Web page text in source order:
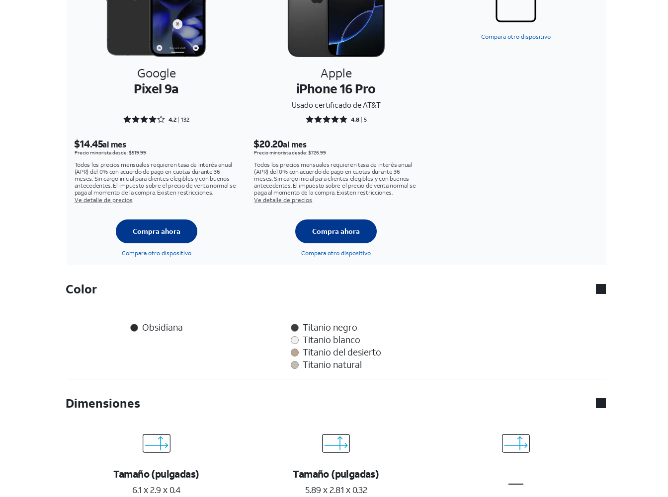
Compara otro dispositivo
Google
Pixel 9a
Apple
iPhone 16 Pro
Usado certificado de AT&T
Rated 4.25 out of 5
4.2 132 Rated 4.8 out of 5
4.8 5
$14.45al mes
Precio minorista desde: $519.99
Todos los precios mensuales requieren tasa de interés anual
(APR) del 0% con acuerdo de pago en cuotas durante 36
meses. Sin cargo inicial para clientes elegibles y con buenos
antecedentes. El impuesto sobre el precio de venta normal se
paga al momento de la compra. Existen restricciones.
Ve detalle de precios
$20.20al mes
Precio minorista desde: $726.99
Todos los precios mensuales requieren tasa de interés anual
(APR) del 0% con acuerdo de pago en cuotas durante 36
meses. Sin cargo inicial para clientes elegibles y con buenos
antecedentes. El impuesto sobre el precio de venta normal se
paga al momento de la compra. Existen restricciones.
Ve detalle de precios
Compra ahora
Compara otro dispositivo
Compra ahora
Compara otro dispositivo
Color
Obsidiana
Titanio negro
Titanio blanco
Titanio del desierto
Titanio natural
Dimensiones
Tamaño (pulgadas)
6.1 x 2.9 x 0.4
Tamaño (pulgadas)
5.89 x 2.81 x 0.32